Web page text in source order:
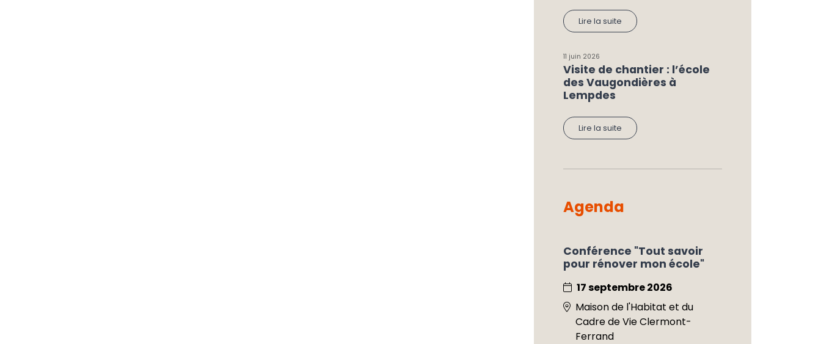
Lire la suite
11 juin 2026
Visite de chantier : l’école
des Vaugondières à
Lempdes
Lire la suite
Agenda
Conférence "Tout savoir
pour rénover mon école"
17 septembre 2026
Maison de l'Habitat et du
Cadre de Vie Clermont-
Ferrand